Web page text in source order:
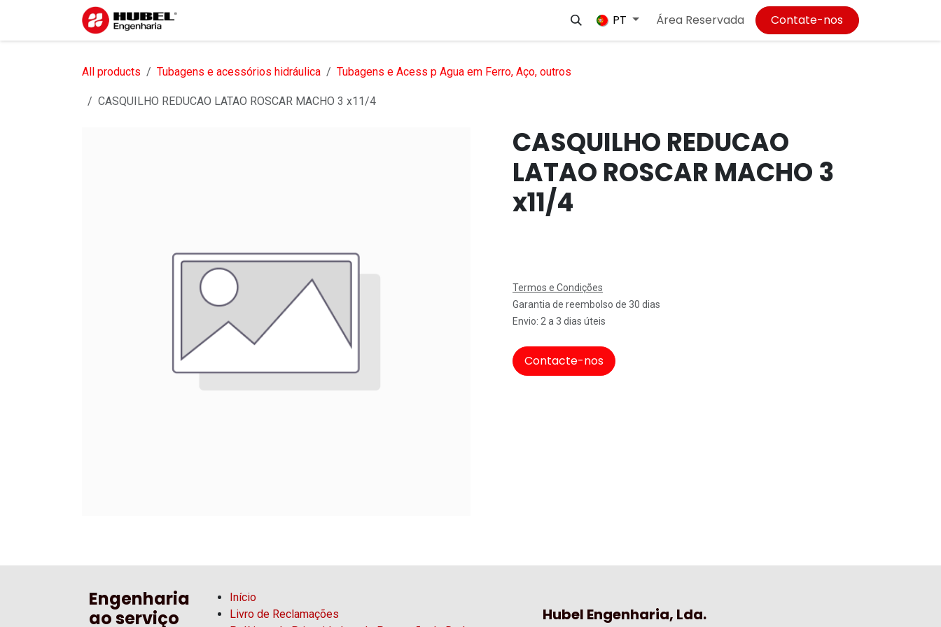
Pular para o conteúdo
Empregos
PT Área Reservada Contate-nos
All products Tubagens e acessórios hidráulica Tubagens e Acess p Agua em Ferro, Aço, outros
CASQUILHO REDUCAO LATAO ROSCAR MACHO 3 x11/4
CASQUILHO REDUCAO
LATAO ROSCAR MACHO 3
x11/4
Termos e Condições
Garantia de reembolso de 30 dias
Envio: 2 a 3 dias úteis
Contacte-nos
Hubel Engenharia, Lda.
Engenharia
ao serviço
Início
Livro de Reclamações